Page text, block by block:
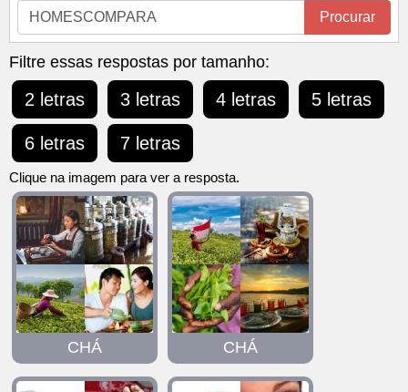
Pesquise
por
letras
e
digite
todas
as
letras:
Procurar
Filtre essas respostas por tamanho:
2 letras 3 letras 4 letras 5 letras
6 letras 7 letras
Clique na imagem para ver a resposta.
CHÁ CHÁ